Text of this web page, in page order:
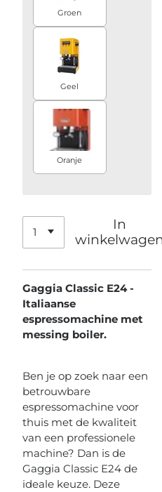
Groen
Geel
Oranje
In
Gaggia Classic E24 -
Italiaanse
espressomachine met
messing boiler.
Ben je op zoek naar een
betrouwbare
espressomachine voor
thuis met de kwaliteit
van een professionele
machine? Dan is de
Gaggia Classic E24 de
ideale keuze. Deze